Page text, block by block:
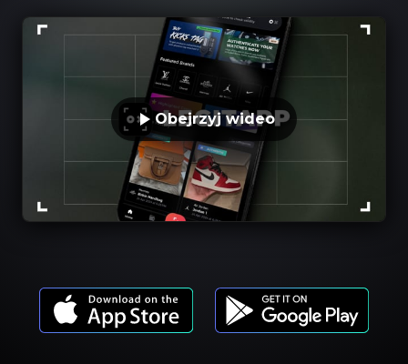
Obejrzyj wideo